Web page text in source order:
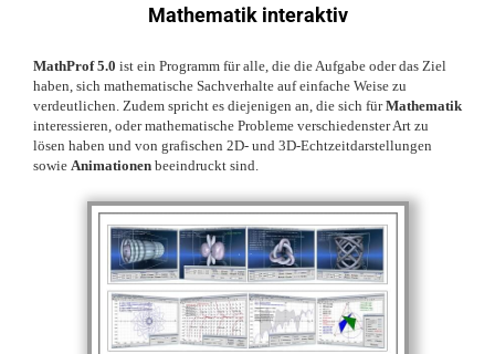
Mathematik interaktiv
MathProf 5.0 ist ein Programm für alle, die die Aufgabe oder das Ziel
haben, sich mathematische Sachverhalte auf einfache Weise zu
verdeutlichen. Zudem spricht es diejenigen an, die sich fürMathematik
interessieren, oder mathematische Probleme verschiedenster Art zu
lösen haben und von grafischen 2D- und 3D-Echtzeitdarstellungen
sowie Animationen beeindruckt sind.